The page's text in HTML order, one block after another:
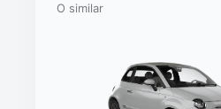
O similar